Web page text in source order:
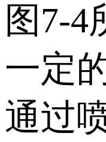
图7-4
一定
通过